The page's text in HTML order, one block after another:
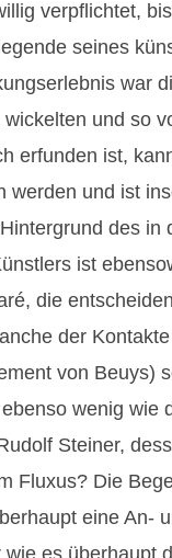
verpflichtet,
seines
war
und so
erfunden ist,
werden und ist
des in
ist
die
der
von Beuys)
wenig wie
Steiner,
Fluxus? Die
eine An-